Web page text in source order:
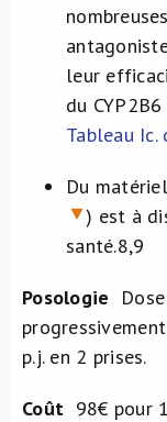
leur
du
Tableau Ic.
Du
) est à
santé.8,9
Posologie
p.j. en 2 prises.
Coût 98€ pour